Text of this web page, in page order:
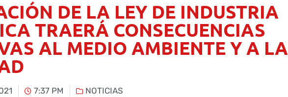
DE LA LEY DE INDUSTRIA
TRAERÁ CONSECUENCIAS
AL MEDIO AMBIENTE Y A LA
7:37 PM NOTICIAS